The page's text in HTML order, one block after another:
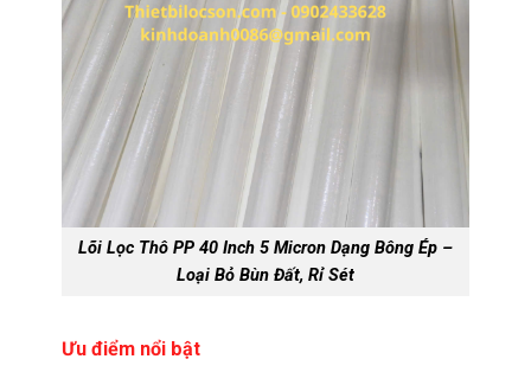
Lõi Lọc Thô PP 40 Inch 5 Micron Dạng Bông Ép –
Loại Bỏ Bùn Đất, Rỉ Sét
Ưu điểm nổi bật